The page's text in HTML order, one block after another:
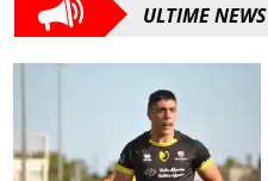
ULTIME NEWS